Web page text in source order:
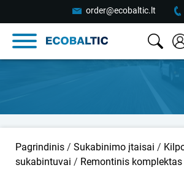
order@ecobaltic.lt
Pagrindinis / Sukabinimo įtaisai /
sukabintuvai / Remontinis komplektas